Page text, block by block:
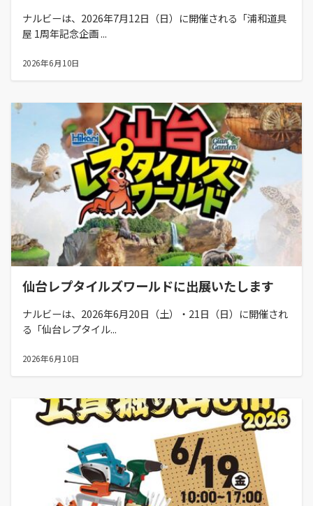
ナルビーは、2026年7月12日（日）に開催される「浦和道具
屋 1周年記念企画 ...
2026年6月10日
仙台レプタイルズワールドに出展いたします
ナルビーは、2026年6月20日（土）・21日（日）に開催され
る「仙台レプタイル...
2026年6月10日